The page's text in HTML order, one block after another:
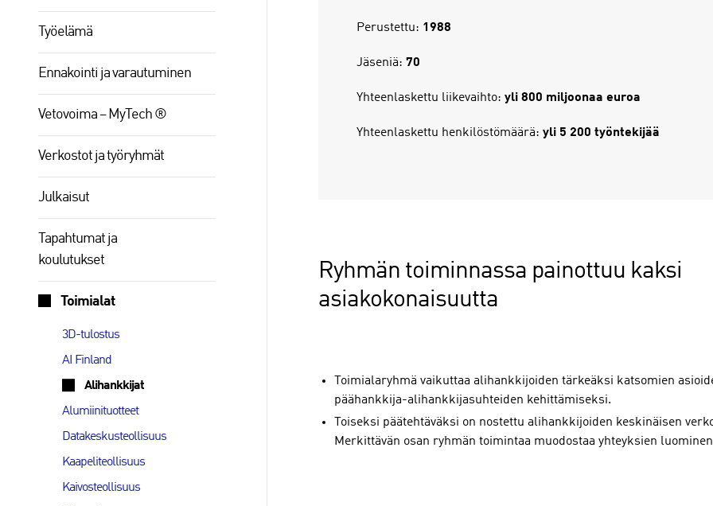
Työelämä
Ennakointi ja varautuminen
Vetovoima – MyTech ®
Verkostot ja työryhmät
Julkaisut
Tapahtumat ja
koulutukset
Toimialat
3D-tulostus
AI Finland
Alihankkijat
Alumiinituotteet
Datakeskusteollisuus
Kaapeliteollisuus
Kaivosteollisuus
Perustettu: 1988
Jäseniä: 70
Yhteenlaskettu liikevaihto: yli 800 miljoonaa euroa
Yhteenlaskettu henkilöstömäärä: yli 5 200 työntekijää
Ryhmän toiminnassa painottuu kaksi
asiakokonaisuutta
Toimialaryhmä vaikuttaa alihankkijoiden tärkeäksi katsomien
päähankkija-alihankkijasuhteiden kehittämiseksi.
Toiseksi päätehtäväksi on nostettu alihankkijoiden keskinäisen
Merkittävän osan ryhmän toimintaa muodostaa yhteyksien